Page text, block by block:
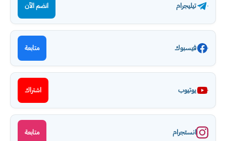
تيليجرام انضم الآن
فيسبوك متابعة
يوتيوب اشتراك
انستجرام متابعة